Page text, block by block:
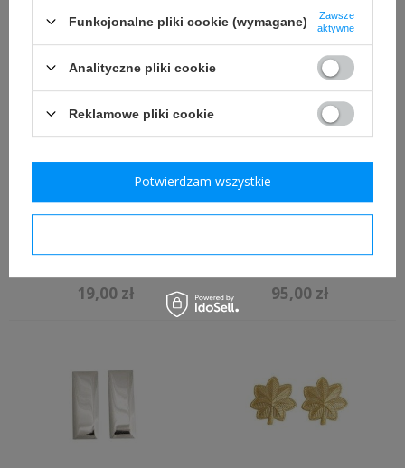
35,00 zł 60,90 zł
Piechoty USA
19,00 zł
przeciwgazową (puszkę)
95,00 zł
Funkcjonalne pliki cookie (wymagane)
Zawsze
aktywne
Analityczne pliki cookie
Reklamowe pliki cookie
Potwierdzam wszystkie